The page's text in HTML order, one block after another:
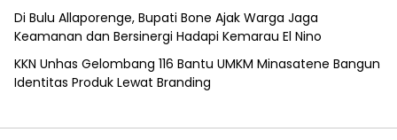
Di Bulu Allaporenge, Bupati Bone Ajak Warga Jaga
Keamanan dan Bersinergi Hadapi Kemarau El Nino
KKN Unhas Gelombang 116 Bantu UMKM Minasatene Bangun
Identitas Produk Lewat Branding